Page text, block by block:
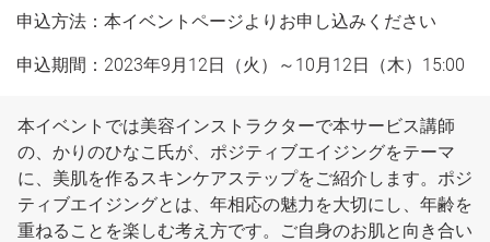
申込方法：本イベントページよりお申し込みください
申込期間：2023年9月12日（火）～10月12日（木）15:00
本イベントでは美容インストラクターで本サービス講師
の、かりのひなこ氏が、ポジティブエイジングをテーマ
に、美肌を作るスキンケアステップをご紹介します。ポジ
ティブエイジングとは、年相応の魅力を大切にし、年齢を
重ねることを楽しむ考え方です。ご自身のお肌と向き合い